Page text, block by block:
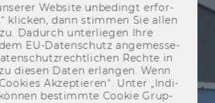
Web­site un­be­dingt er­for­
kli­cken, dann stim­men Sie allen
Da­durch un­ter­lie­gen Ihre
EU-​Datenschutz an­ge­mes­se­
Rech­te in
die­sen Daten er­lan­gen. Wenn
Ak­zep­tie­ren“. Unter „In­di­
be­stimm­te Coo­kie Grup­